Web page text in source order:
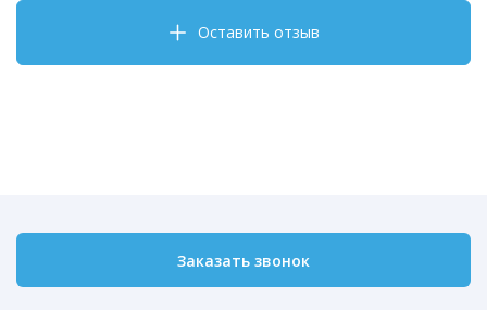
Оставить отзыв
Заказать звонок